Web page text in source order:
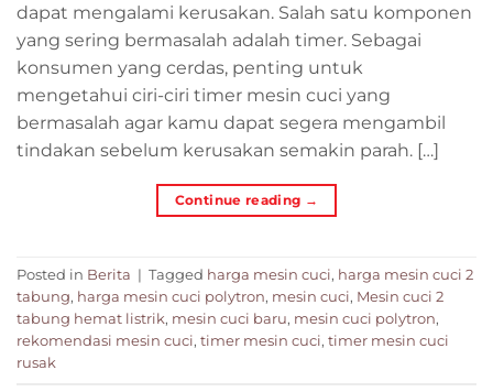
dapat mengalami kerusakan. Salah satu komponen
yang sering bermasalah adalah timer. Sebagai
konsumen yang cerdas, penting untuk
mengetahui ciri-ciri timer mesin cuci yang
bermasalah agar kamu dapat segera mengambil
tindakan sebelum kerusakan semakin parah. […]
Continue reading →
Posted in Berita | Tagged harga mesin cuci, harga mesin cuci 2
tabung, harga mesin cuci polytron, mesin cuci, Mesin cuci 2
tabung hemat listrik, mesin cuci baru, mesin cuci polytron,
rekomendasi mesin cuci, timer mesin cuci, timer mesin cuci
rusak